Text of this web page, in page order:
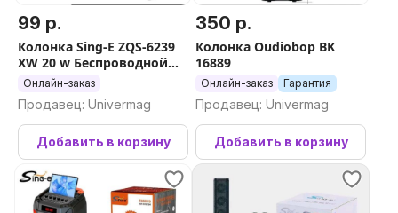
99 р.
Колонка Sing-E ZQS-6239
XW 20 w Беспроводной
Онлайн-заказ
Продавец: Univermag
Добавить в корзину
350 р.
Колонка Oudiobop BK
16889
Онлайн-заказ Гарантия
Продавец: Univermag
Добавить в корзину